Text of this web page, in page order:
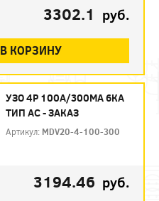
3302.1 руб.
В КОРЗИНУ
УЗО 4P 100А/300МА 6КА
ТИП АС - ЗАКАЗ
Артикул: MDV20-4-100-300
3194.46 руб.